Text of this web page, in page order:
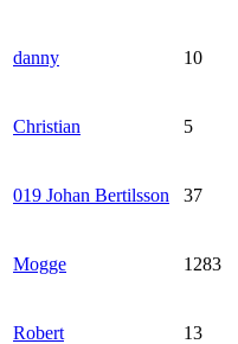
danny 10
Christian 5
019 Johan Bertilsson 37
Mogge 1283
Robert 13